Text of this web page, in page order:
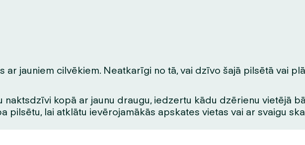
jauniem cilvēkiem. Neatkarīgi no tā, vai dzīvo šajā pilsētā vai
kopā ar jaunu draugu, iedzertu kādu dzērienu vietējā
pilsētu, lai atklātu ievērojamākās apskates vietas vai ar svaigu